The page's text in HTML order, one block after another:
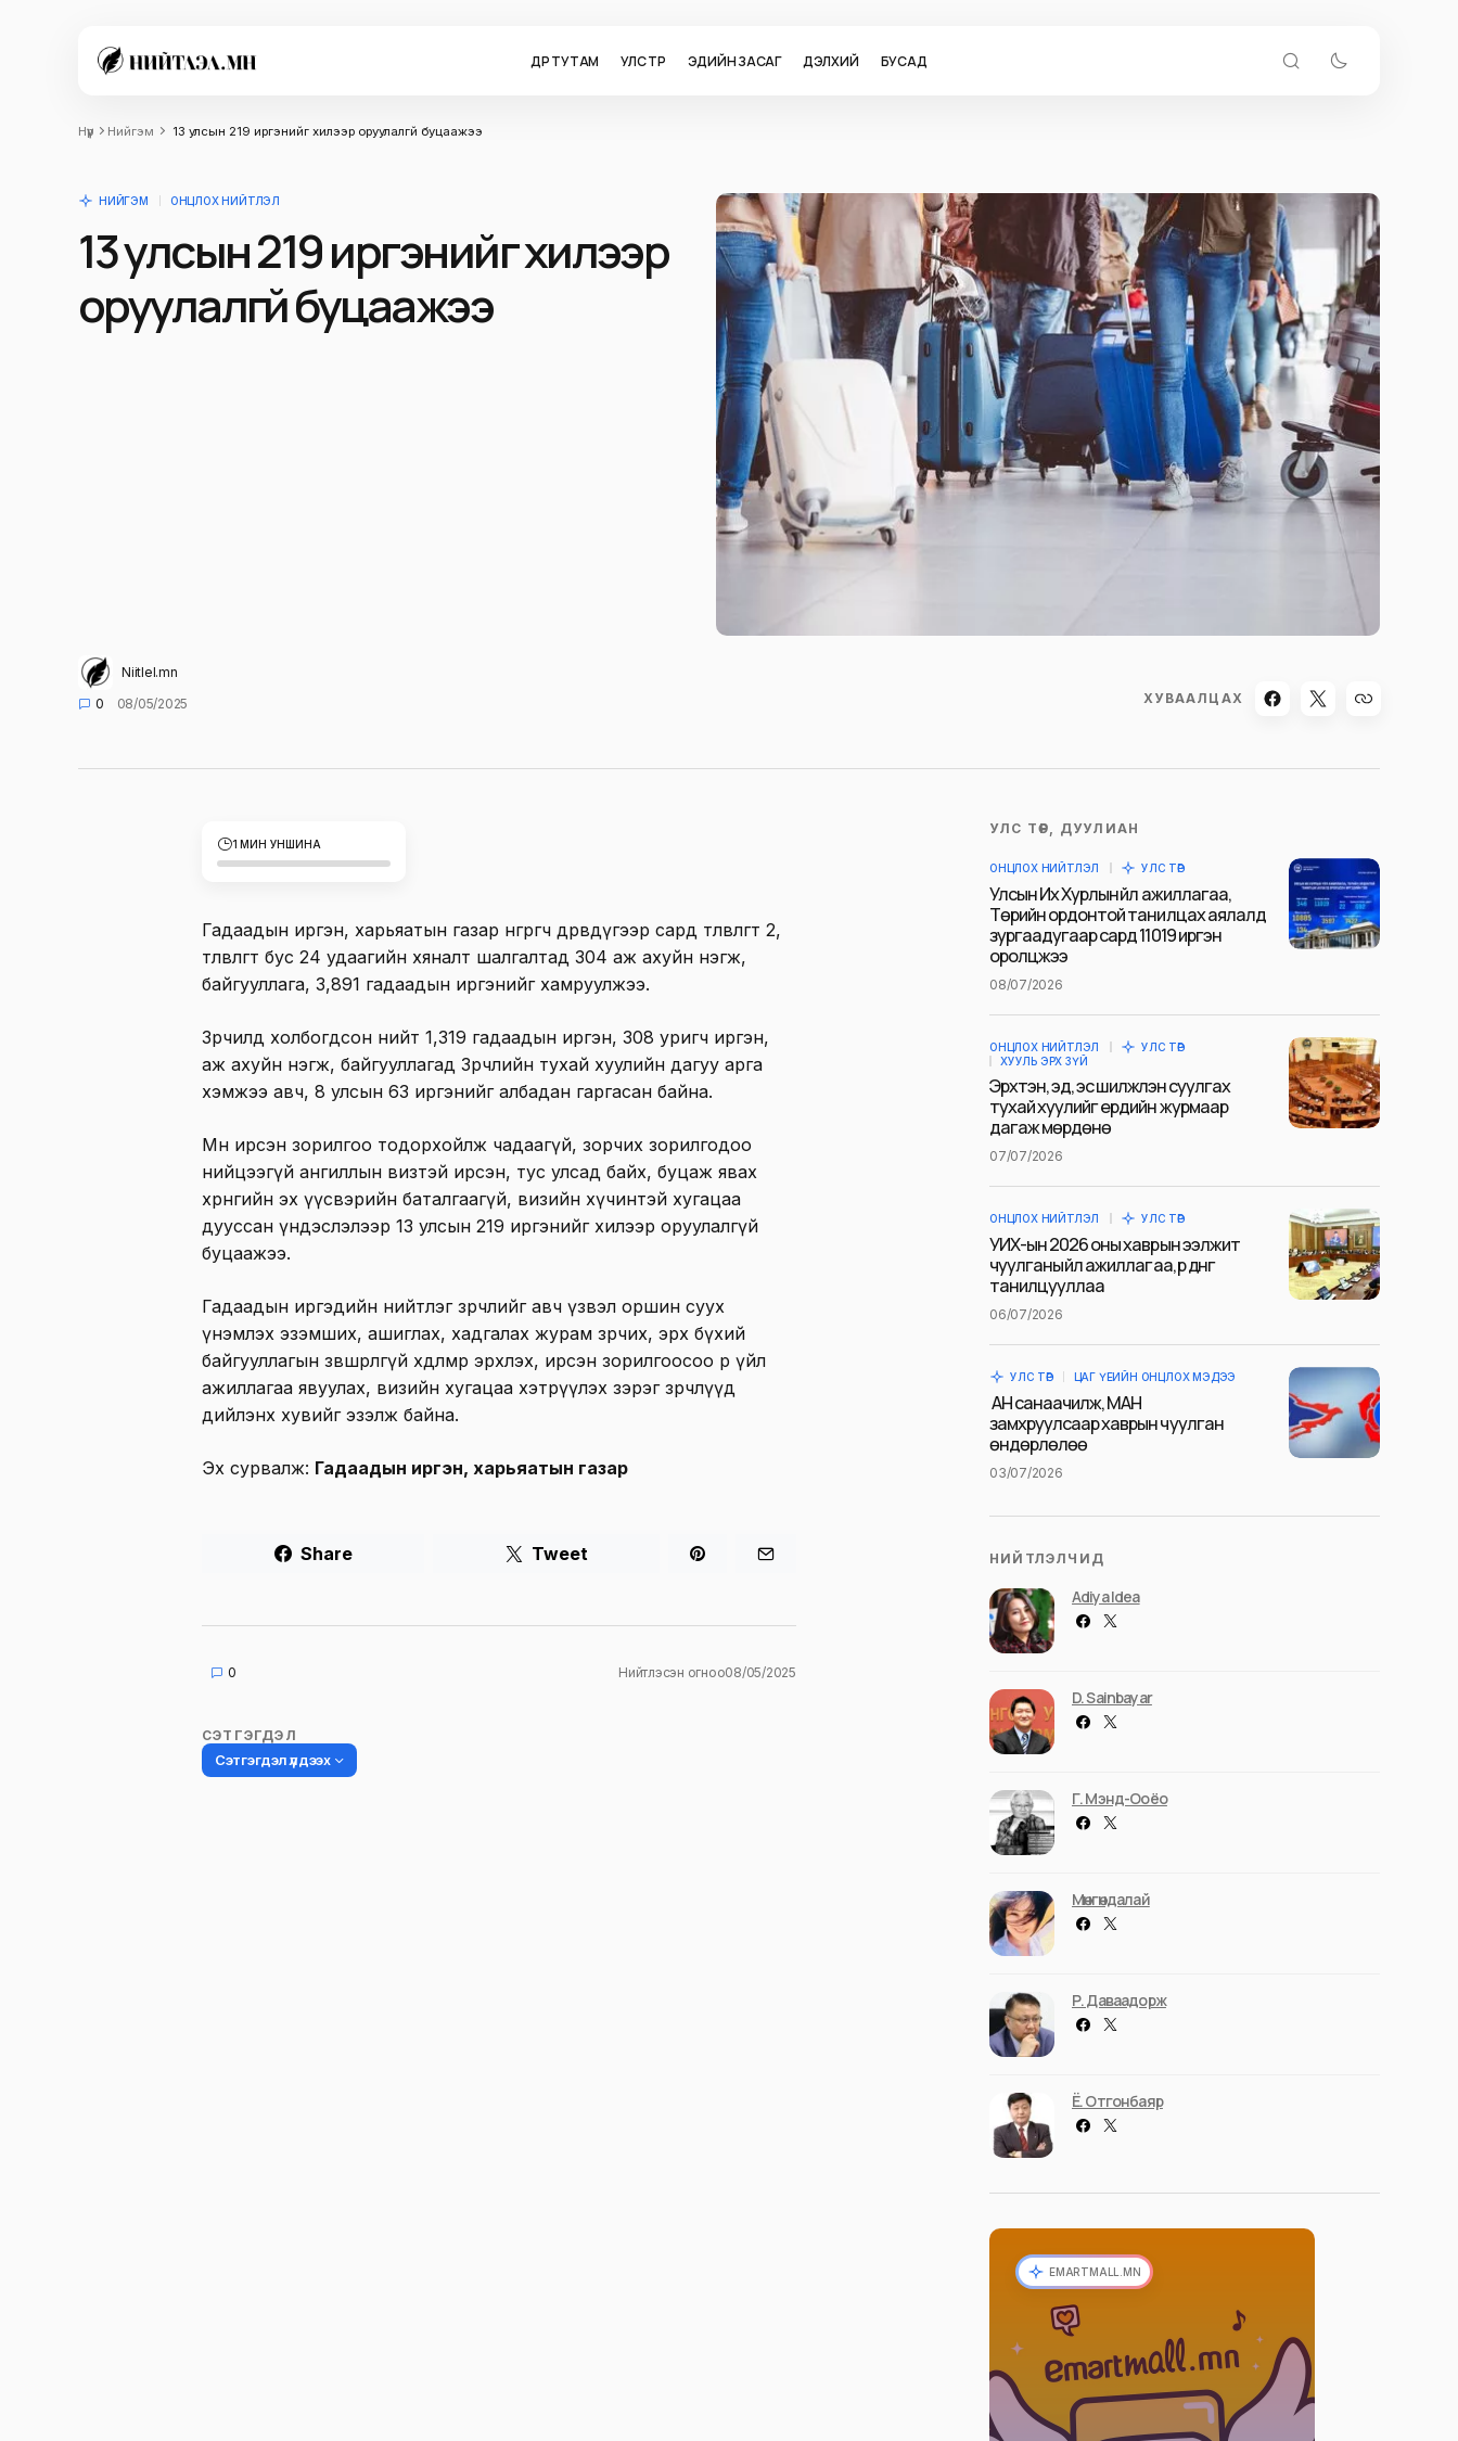
ӨДӨР ТУТАМ УЛС ТӨР ЭДИЙН ЗАСАГ ДЭЛХИЙ БУСАД
Нүүр Нийгэм 13 улсын 219 иргэнийг хилээр оруулалгүй буцаажээ
НИЙГЭМ ОНЦЛОХ НИЙТЛЭЛ
13 улсын 219 иргэнийг хилээр
оруулалгүй буцаажээ
Niitlel.mn
0
08/05/2025 ХУВААЛЦАХ
1 МИН УНШИНА
Гадаадын иргэн, харьяатын газар өнгөрөгч дөрөвдүгээр сард төлөвлөгөөт 2,
төлөвлөгөөт бус 24 удаагийн хяналт шалгалтад 304 аж ахуйн нэгж,
байгууллага, 3,891 гадаадын иргэнийг хамруулжээ.
Зөрчилд холбогдсон нийт 1,319 гадаадын иргэн, 308 уригч иргэн,
аж ахуйн нэгж, байгууллагад Зөрчлийн тухай хуулийн дагуу арга
хэмжээ авч, 8 улсын 63 иргэнийг албадан гаргасан байна.
Мөн ирсэн зорилгоо тодорхойлж чадаагүй, зорчих зорилгодоо
нийцээгүй ангиллын визтэй ирсэн, тус улсад байх, буцаж явах
хөрөнгийн эх үүсвэрийн баталгаагүй, визийн хүчинтэй хугацаа
дууссан үндэслэлээр 13 улсын 219 иргэнийг хилээр оруулалгүй
буцаажээ.
Гадаадын иргэдийн нийтлэг зөрчлийг авч үзвэл оршин суух
үнэмлэх эзэмших, ашиглах, хадгалах журам зөрчих, эрх бүхий
байгууллагын зөвшөөрөлгүй хөдөлмөр эрхлэх, ирсэн зорилгоосоо өөр үйл
ажиллагаа явуулах, визийн хугацаа хэтрүүлэх зэрэг зөрчлүүд
дийлэнх хувийг эзэлж байна.
Эх сурвалж: Гадаадын иргэн, харьяатын газар
Share Tweet
0 Нийтлэсэн огноо08/05/2025
СЭТГЭГДЭЛ
Сэтгэгдэл үлдээх
УЛС ТӨР, ДУУЛИАН
ОНЦЛОХ НИЙТЛЭЛ УЛС ТӨР
Улсын Их Хурлын үйл ажиллагаа,
Төрийн ордонтой танилцах аялалд
зургаадугаар сард 11019 иргэн
оролцжээ
08/07/2026
ОНЦЛОХ НИЙТЛЭЛ
УЛС ТӨР
ХУУЛЬ ЭРХ ЗҮЙ
Эрхтэн, эд, эс шилжүүлэн суулгах
тухай хуулийг ердийн журмаар
дагаж мөрдөнө
07/07/2026
ОНЦЛОХ НИЙТЛЭЛ УЛС ТӨР
УИХ-ын 2026 оны хаврын ээлжит
чуулганы үйл ажиллагаа, үр дүнг
танилцууллаа
06/07/2026
УЛС ТӨР ЦАГ ҮЕИЙН ОНЦЛОХ МЭДЭЭ
АН санаачилж, МАН
замхруулсаар хаврын чуулган
өндөрлөлөө
03/07/2026
НИЙТЛЭЛЧИД
Adiya Idea
D. Sainbayar
Г. Мэнд-Ооёо
Мөнгөндалай
Р. Даваадорж
Ё. Отгонбаяр
EMARTMALL.MN